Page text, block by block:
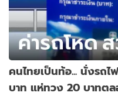
คนไทยเป็นท้อ... นั่งรถ
บาท แห่ทวง 20 บาทต